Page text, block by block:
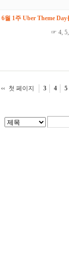
6월 1주 Uber Theme
☞ 4,
첫 페이지
3 4 5